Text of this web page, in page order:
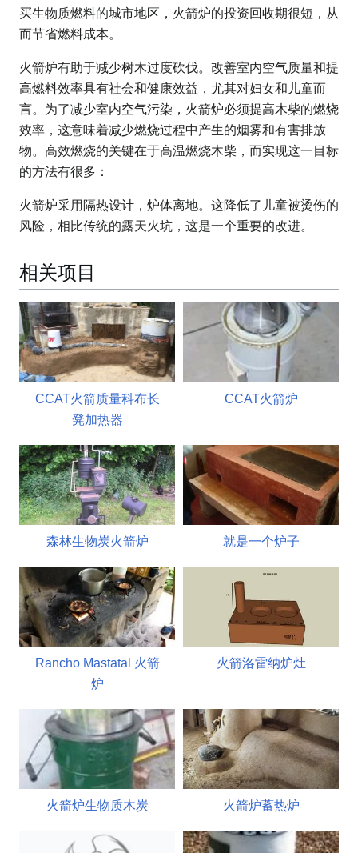
买生物质燃料的城市地区，火箭炉的投资回收期很短，从
而节省燃料成本。
火箭炉有助于减少树木过度砍伐。改善室内空气质量和提
高燃料效率具有社会和健康效益，尤其对妇女和儿童而
言。为了减少室内空气污染，火箭炉必须提高木柴的燃烧
效率，这意味着减少燃烧过程中产生的烟雾和有害排放
物。高效燃烧的关键在于高温燃烧木柴，而实现这一目标
的方法有很多：
火箭炉采用隔热设计，炉体离地。这降低了儿童被烫伤的
风险，相比传统的露天火坑，这是一个重要的改进。
相关项目
CCAT火箭质量科布长
凳加热器
CCAT火箭炉
森林生物炭火箭炉 就是一个炉子
Rancho Mastatal 火箭
炉
火箭洛雷纳炉灶
火箭炉生物质木炭 火箭炉蓄热炉